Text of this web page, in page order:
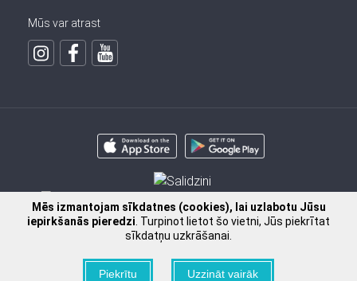
Mēs izmantojam sīkdatnes (cookies), lai uzlabotu Jūsu
iepirkšanās pieredzi . Turpinot lietot šo vietni, Jūs piekrītat
sīkdatņu uzkrāšanai.
Piekrītu Uzzināt vairāk
Mūs var atrast